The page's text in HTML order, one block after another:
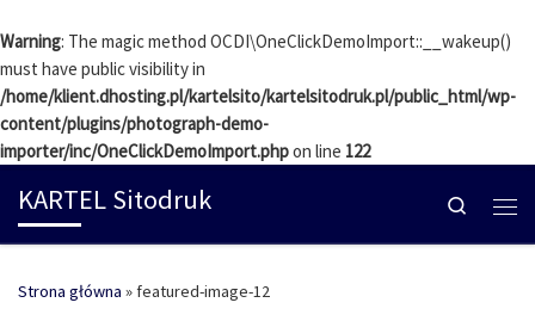
Warning: The magic method OCDI\OneClickDemoImport::__wakeup()
must have public visibility in
/home/klient.dhosting.pl/kartelsito/kartelsitodruk.pl/public_html/wp-
content/plugins/photograph-demo-
importer/inc/OneClickDemoImport.phpon line 122
Skip to content
KARTEL Sitodruk Search
Strona główna »featured-image-12